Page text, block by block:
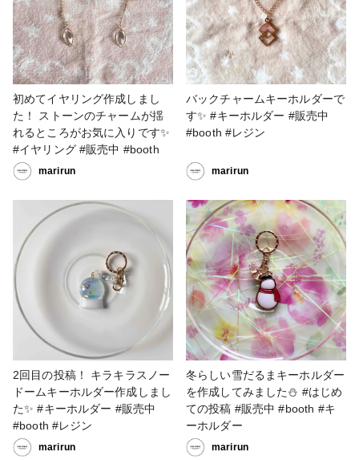
初めてイヤリング作成しまし
た！ ストーンのチャームが揺
れるところがお気に入りです✨
#イヤリング #販売中 #booth
marirun
バックチャームキーホルダーで
す✨ #キーホルダー #販売中
#booth #レジン
marirun
2回目の投稿！ キラキラスノー
ドームキーホルダー作成しまし
た✨ #キーホルダー #販売中
#booth #レジン
marirun
冬らしい雪だるまキーホルダー
を作成してみました⛄️ #はじめ
ての投稿 #販売中 #booth #キ
ーホルダー
marirun